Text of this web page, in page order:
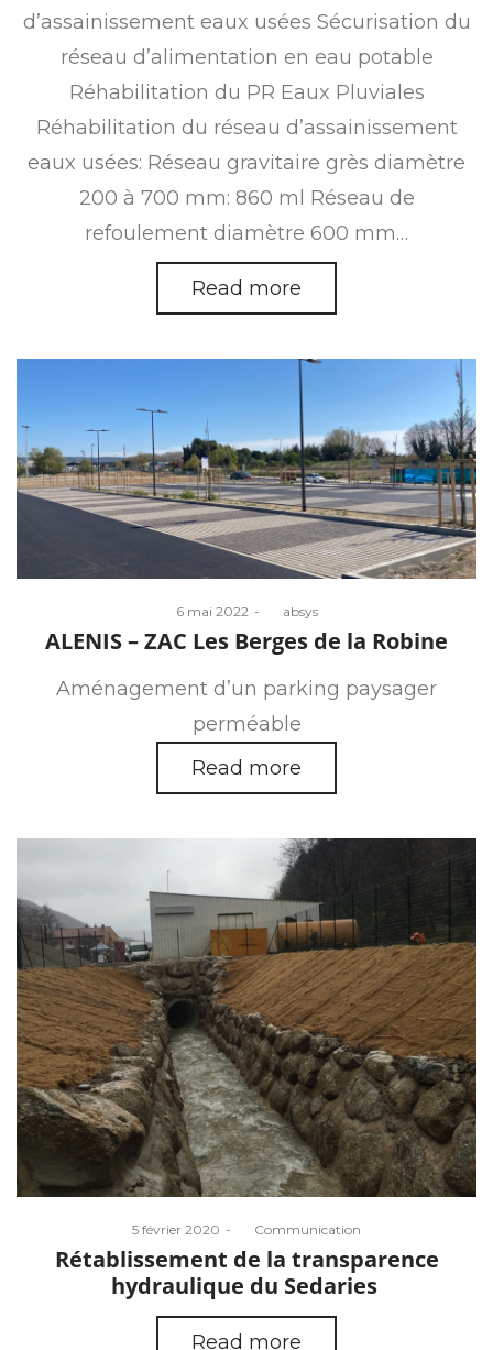
d’assainissement eaux usées Sécurisation du
réseau d’alimentation en eau potable
Réhabilitation du PR Eaux Pluviales
Réhabilitation du réseau d’assainissement
eaux usées: Réseau gravitaire grès diamètre
200 à 700 mm: 860 ml Réseau de
refoulement diamètre 600 mm…
Read more
Posted
on
6 mai 2022 absys
ALENIS – ZAC Les Berges de la Robine
Aménagement d’un parking paysager
perméable
Read more
Posted
on
5 février 2020 Communication
Rétablissement de la transparence
hydraulique du Sedaries
Read more